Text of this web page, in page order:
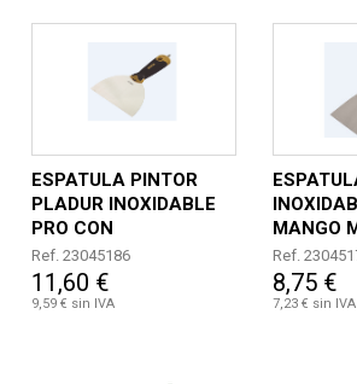
ESPATULA PINTOR
PLADUR INOXIDABLE
PRO CON
DESTORNILLADOR 12
CM
Ref. 23045186
11,60 €
9,59 € sin IVA
MANGO
CM
Ref.
8,75 €
7,23 € sin IVA